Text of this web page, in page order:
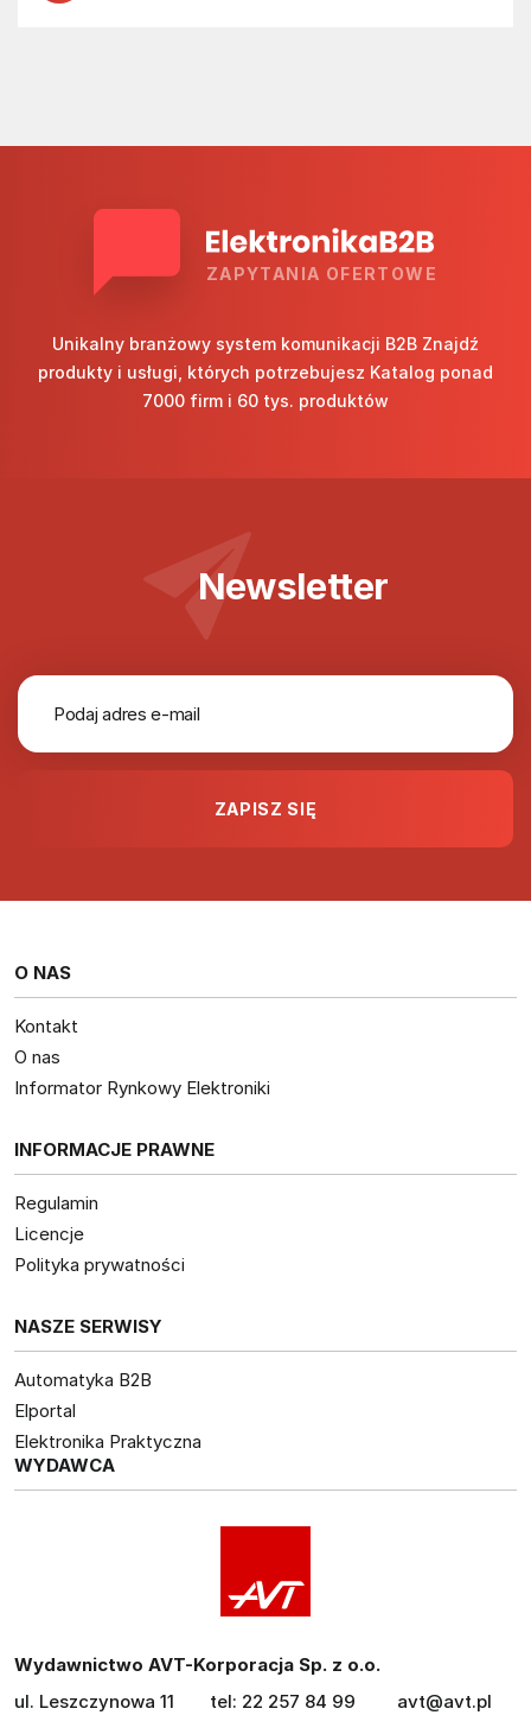
ZAPYTANIA OFERTOWE
Unikalny branżowy system komunikacji B2B Znajdź
produkty i usługi, których potrzebujesz Katalog ponad
7000 firm i 60 tys. produktów
Newsletter
O NAS
Kontakt
O nas
Informator Rynkowy Elektroniki
INFORMACJE PRAWNE
Regulamin
Licencje
Polityka prywatności
NASZE SERWISY
Automatyka B2B
Elportal
Elektronika Praktyczna
WYDAWCA
Wydawnictwo AVT-Korporacja Sp. z o.o.
ul. Leszczynowa 11
tel: 22 257 84 99
avt@avt.pl